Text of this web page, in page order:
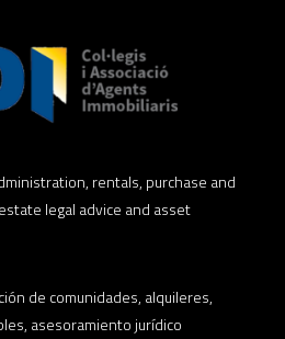
rentals, purchase and
legal advice and asset
de comunidades, alquileres,
asesoramiento jurídico